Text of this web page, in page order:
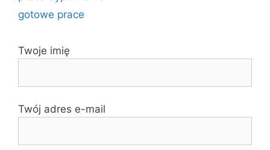
gotowe prace
Twoje imię
Twój adres e-mail